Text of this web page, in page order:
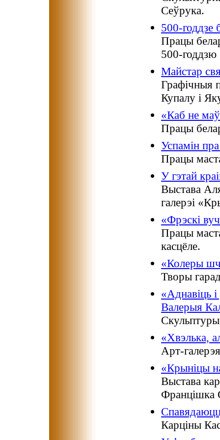
Сеўрука.
500-годдзе
Працы
500-годдзю
Майстар
Графiчныя
Купалу i
«Каб не
Працы
Успамiн
Працы
У гэтай
Выстава
галерэі
«Фрэскі
Працы
касцёле.
«Колеры
Творы
«Аднавіць
Валерыя
«Хвэлька,
Арт-
«Крыніцы
Выстава
Францішка
Карціны